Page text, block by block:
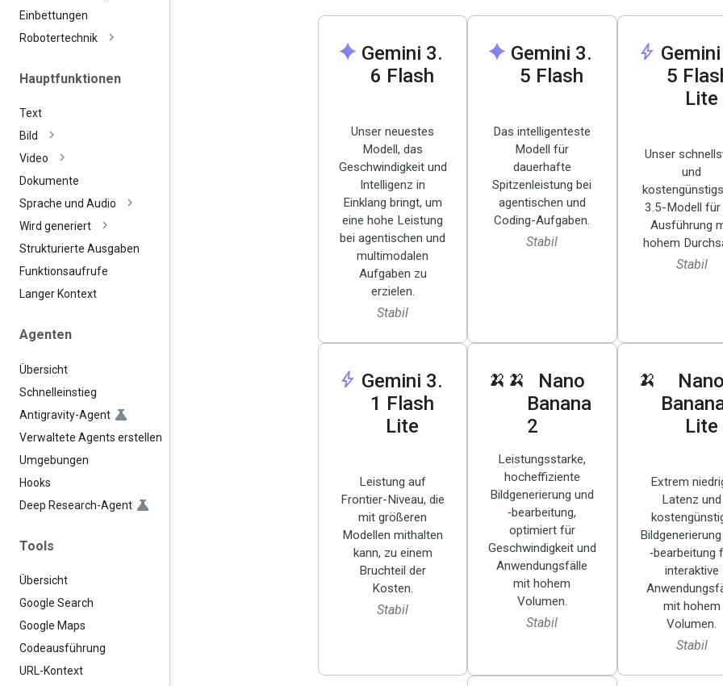
Einbettungen
Robotertechnik
Hauptfunktionen
Text
Bild
Video
Dokumente
Sprache und Audio
Wird generiert
Strukturierte Ausgaben
Funktionsaufrufe
Langer Kontext
Agenten
Übersicht
Schnelleinstieg
Antigravity-Agent
Verwaltete Agents erstellen
Umgebungen
Hooks
Deep Research-Agent
Tools
Übersicht
Google Search
Google Maps
Codeausführung
URL-Kontext
spark Gemini 3.
6 Flash
Unser neuestes
Modell, das
Geschwindigkeit und
Intelligenz in
Einklang bringt, um
eine hohe Leistung
bei agentischen und
multimodalen
Aufgaben zu
erzielen.
Stabil
spark Gemini 3.
5 Flash
Das intelligenteste
Modell für
dauerhafte
Spitzenleistung bei
agentischen und
Coding-Aufgaben.
Stabil
bolt
5
Lite
Unser
und
3.5-Modell für
Ausführung
hohem
Stabil
bolt Gemini 3.
1 Flash
Lite
Leistung auf
Frontier-Niveau, die
mit größeren
Modellen mithalten
kann, zu einem
Bruchteil der
Kosten.
Stabil
🍌🍌
Nano
Banana
2
Leistungsstarke,
hocheffiziente
Bildgenerierung und
‑bearbeitung,
optimiert für
Geschwindigkeit und
Anwendungsfälle
mit hohem
Volumen.
Stabil
🍌
Nano
Lite
Extrem
Latenz und
‑bearbeitung
interaktive
mit hohem
Volumen.
Stabil